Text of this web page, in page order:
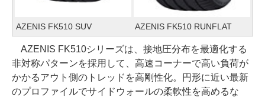
AZENIS FK510 SUV AZENIS FK510 RUNFLAT
AZENIS FK510シリーズは、接地圧分布を最適化する
非対称パターンを採用して、高速コーナーで高い負荷が
かかるアウト側のトレッドを高剛性化。円形に近い最新
のプロファイルでサイドウォールの柔軟性を高めるな